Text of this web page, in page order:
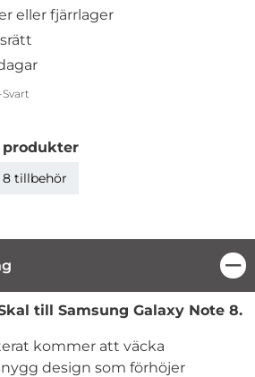
eller fjärrlager
8 tillbehör
till Samsung Galaxy Note 8.
kommer att väcka
design som förhöjer